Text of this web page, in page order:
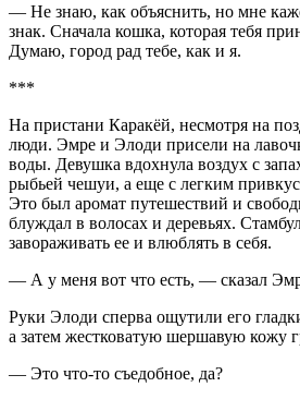
— Не знаю, как объяснить, но мне
знак. Сначала кошка, которая тебя
Думаю, город рад тебе, как и я.
***
На пристани Каракёй, несмотря на
люди. Эмре и Элоди присели на
воды. Девушка вдохнула воздух с
рыбьей чешуи, а еще с легким
Это был аромат путешествий и
блуждал в волосах и деревьях.
завораживать ее и влюблять в себя.
— А у меня вот что есть, — сказал
Руки Элоди сперва ощутили его
а затем жестковатую шершавую кожу
— Это что-то съедобное, да?